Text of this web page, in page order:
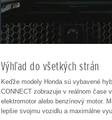
Výhľad do všetkých strán
Keďže modely Honda sú vybavené
CONNECT zobrazuje v reálnom čase
elektromotor alebo benzínový motor.
lepšie svojmu vozidlu a maximálne